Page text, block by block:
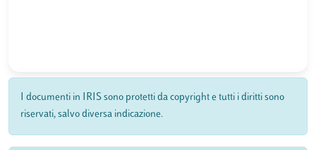
I documenti in IRIS sono protetti da copyright e tutti i diritti sono
riservati, salvo diversa indicazione.